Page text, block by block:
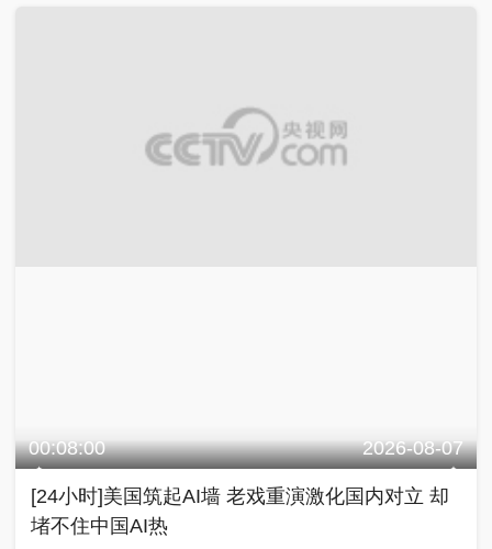
00:08:00 2026-08-07
[24小时]美国筑起AI墙 老戏重演激化国内对立 却
堵不住中国AI热